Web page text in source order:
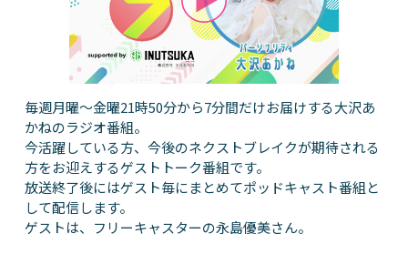
毎週月曜～金曜21時50分から7分間だけお届けする大沢あ
かねのラジオ番組。
今活躍している方、今後のネクストブレイクが期待される
方をお迎えするゲストトーク番組です。
放送終了後にはゲスト毎にまとめてポッドキャスト番組と
して配信します。
ゲストは、フリーキャスターの永島優美さん。